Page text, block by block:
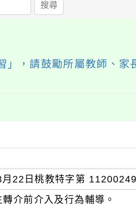
搜尋
，請鼓勵所屬教師、家
22日桃教特字第
介前介入及行為輔導。